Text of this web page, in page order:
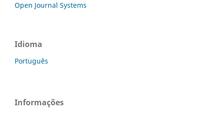
Open Journal Systems
Idioma
Português
Informações